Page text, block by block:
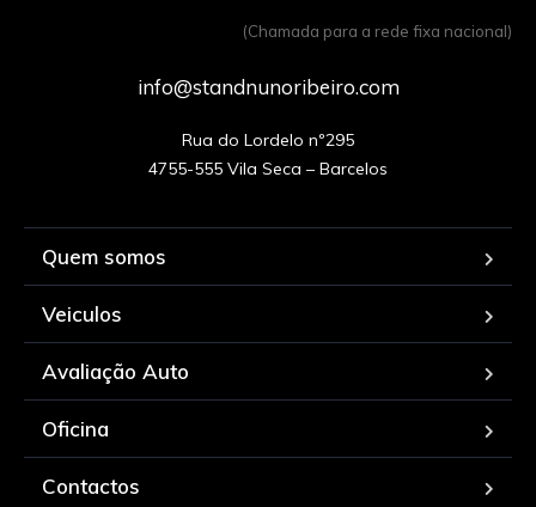
(Chamada para a rede fixa nacional)
info@standnunoribeiro.com
Rua do Lordelo nº295
Quem somos
Veiculos
Avaliação Auto
Oficina
Contactos